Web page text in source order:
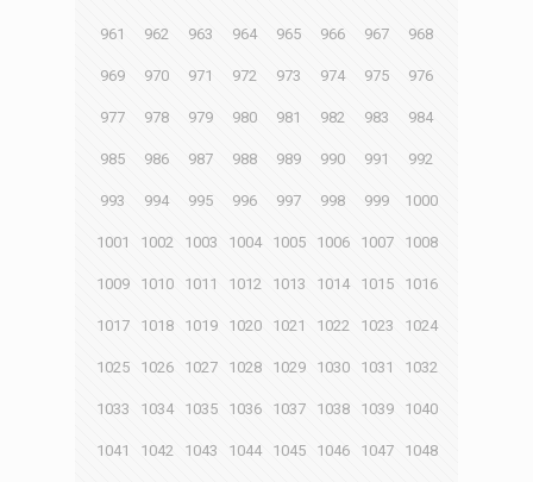
961 962 963 964 965 966 967 968
969 970 971 972 973 974 975 976
977 978 979 980 981 982 983 984
985 986 987 988 989 990 991 992
993 994 995 996 997 998 999 1000
1001 1002 1003 1004 1005 1006 1007 1008
1009 1010 1011 1012 1013 1014 1015 1016
1017 1018 1019 1020 1021 1022 1023 1024
1025 1026 1027 1028 1029 1030 1031 1032
1033 1034 1035 1036 1037 1038 1039 1040
1041 1042 1043 1044 1045 1046 1047 1048